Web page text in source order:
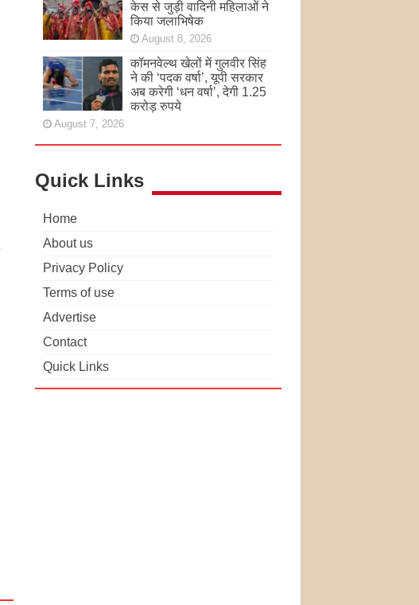
केस से जुड़ी वादिनी महिलाओं ने
किया जलाभिषेक
August 8, 2026
कॉमनवेल्थ खेलों में गुलवीर सिंह
ने की ‘पदक वर्षा’, यूपी सरकार
अब करेगी ‘धन वर्षा’, देगी 1.25
करोड़ रुपये
August 7, 2026
Quick Links
Home
About us
Privacy Policy
Terms of use
Advertise
Contact
Quick Links